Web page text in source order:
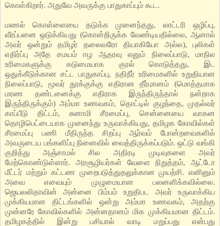
கொள்கிறார். அதுவே அவருக்கு பாதுகாப்பும் கூட.
மணல் கொள்ளையை தடுக்க முனைந்தது, லாட்டரி ஒழிப்பு,
வீரப்பனை ஒடுக்கியது (கொன்றிருக்க வேண்டியதில்லை, ஆனால்
அவர் ஒன்றும் தமிழர் தலைவரோ தியாகியோ அல்ல), புலிகள்
எதிர்ப்பு அதே சமயம் ஈழ ஆதரவு எனும் நிலைப்பாடு, மாநில
உரிமைகளுக்கு கடுமையாக குரல் கொடுத்தது, இட
ஒதுக்கீடுக்கான சட்ட பாதுகாப்பு, நதிநீர் உரிமைகளில் உறுதியான
நிலைப்பாடு, மூவர் தூக்குக்கு எதிரான தீர்மானம் (மொத்தமாக
மரண தண்டனைக்கு எதிராக இருந்திருந்தால் நன்றாக
இருந்திருக்கும்) அம்மா உணவகம், தொட்டில் குழந்தை, முதல்வர்
காப்பீடு திட்டம், சுனாமி சீரமைப்பு, சென்னையை வாகன
தொழிபெட்டையாக முனைந்து உருவாக்கியது, தமிழக கோவில்கள்
சீரமைப்பு பணி மீதிருந்த சிறப்பு ஆர்வம் போன்றவைகளில்
அவருடைய பங்களிப்பு நினைவில் வைத்திருக்கப்படும். ஒட்டு வங்கி
குறித்து அஞ்சாமல் சில அதிரடி முடிவுகளை அவர்
மேற்கொண்டுள்ளார். அரசூழியர்கள் வேளை நிறுத்தம், ஆட்டோ
மீட்டர் மற்றும் கட்டண முறைபடுத்துதலுக்கான முயற்சி. எனினும்
அவை எவையும் முழுமையான பலனளிக்கவில்லை.
ஜெயலலிதாவின் அன்னை பிம்பம் உறுதிபட அவர் உருவாக்கிய
முக்கியமான திட்டங்களில் ஒன்று அம்மா உணவகம், அதற்கு
முன்னரே கோவில்களில் அன்னதானம் மிக முக்கியமான திட்டம்.
தமிழகத்தில் இன்று பசியால் வாடி மறுப்பது என்பது